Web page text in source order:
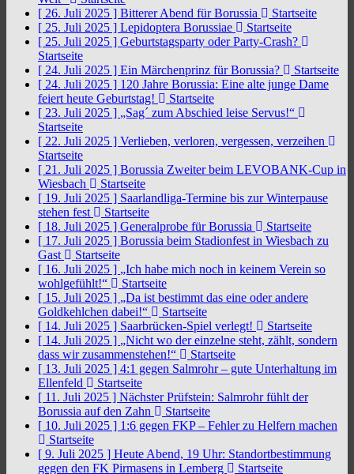
[ 26. Juli 2025 ] Bitterer Abend für Borussia
Startseite
[ 25. Juli 2025 ] Lepidoptera Borussiae
Startseite
[ 25. Juli 2025 ] Geburtstagsparty oder Party-Crash?
Startseite
[ 24. Juli 2025 ] Ein Märchenprinz für Borussia?
Startseite
[ 24. Juli 2025 ] 120 Jahre Borussia: Eine alte junge Dame
feiert heute Geburtstag!
Startseite
[ 23. Juli 2025 ] „Sag´ zum Abschied leise Servus!“
Startseite
[ 22. Juli 2025 ] Verlieben, verloren, vergessen, verzeihen
Startseite
[ 21. Juli 2025 ] Borussia Zweiter beim LEVOBANK-Cup in
Wiesbach
Startseite
[ 19. Juli 2025 ] Saarlandliga-Termine bis zur Winterpause
stehen fest
Startseite
[ 18. Juli 2025 ] Generalprobe für Borussia
Startseite
[ 17. Juli 2025 ] Borussia beim Stadionfest in Wiesbach zu
Gast
Startseite
[ 16. Juli 2025 ] „Ich habe mich noch in keinem Verein so
wohlgefühlt!“
Startseite
[ 15. Juli 2025 ] „Da ist bestimmt das eine oder andere
Goldkehlchen dabei!“
Startseite
[ 14. Juli 2025 ] Saarbrücken-Spiel verlegt!
Startseite
[ 14. Juli 2025 ] „Nicht wo der einzelne steht, zählt, sondern
dass wir zusammenstehen!“
Startseite
[ 13. Juli 2025 ] 4:1 gegen Salmrohr – gute Unterhaltung im
Ellenfeld
Startseite
[ 11. Juli 2025 ] Nächster Prüfstein: Salmrohr fühlt der
Borussia auf den Zahn
Startseite
[ 10. Juli 2025 ] 1:6 gegen FKP – Fehler zu Helfern machen
Startseite
[ 9. Juli 2025 ] Heute Abend, 19 Uhr: Standortbestimmung
gegen den FK Pirmasens in Lemberg
Startseite